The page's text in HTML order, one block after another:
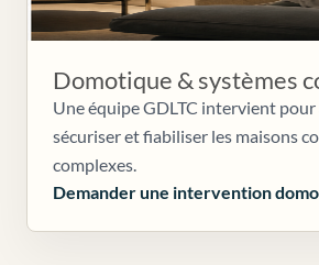
Domotique & systèmes
Une équipe GDLTC intervient
sécuriser et fiabiliser les maisons
complexes.
Demander une intervention